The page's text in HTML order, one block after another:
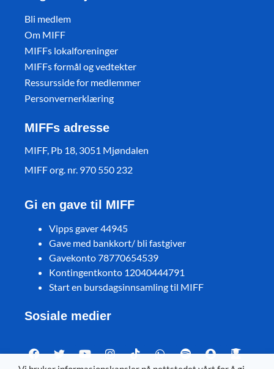
Bli medlem
Om MIFF
MIFFs lokalforeninger
MIFFs formål og vedtekter
Ressursside for medlemmer
Personvernerklæring
MIFFs adresse
MIFF, Pb 18, 3051 Mjøndalen
MIFF org. nr. 970 550 232
Gi en gave til MIFF
Vipps gaver 44945
Gave med bankkort/ bli fastgiver
Gavekonto 78770654539
Kontingentkonto 12040444791
Start en bursdagsinnsamling til MIFF
Sosiale medier